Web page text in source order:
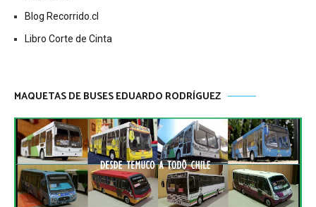
Blog Recorrido.cl
Libro Corte de Cinta
MAQUETAS DE BUSES EDUARDO RODRÍGUEZ